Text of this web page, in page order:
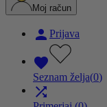
Moj račun
 Prijava

Seznam želja(0)
